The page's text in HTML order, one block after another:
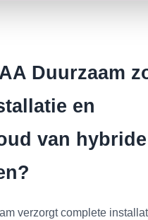
Duurzaam
en
van hybride
verzorgt complete